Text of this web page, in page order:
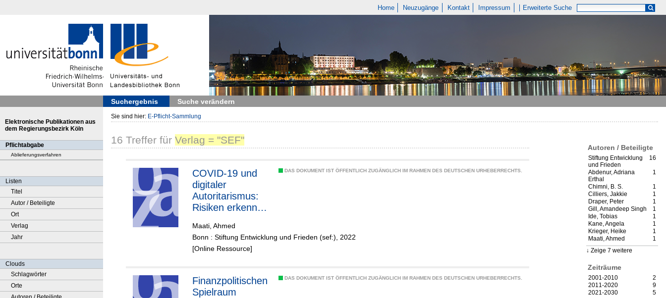
Home Neuzugänge Kontakt Impressum Erweiterte Suche
Suchergebnis Suche verändern
Elektronische Publikationen aus
dem Regierungsbezirk Köln
Pflichtabgabe
Ablieferungsverfahren
Listen
Titel
Autor / Beteiligte
Ort
Verlag
Jahr
Clouds
Schlagwörter
Orte
Sie sind hier: E-Pflicht-Sammlung
Autoren / Beteiligte
16
Stiftung Entwicklung
und Frieden
1
Abdenur, Adriana
Erthal
1
Chimni, B. S.
1
Cilliers, Jakkie
1
Draper, Peter
1
Gill, Amandeep Singh
1
Ide, Tobias
1
Kane, Angela
1
Krieger, Heike
1
Maati, Ahmed
Zeige 7 weitere
Zeiträume
2
2001-2010
9
2011-2020
5
2021-2030
16 Treffer für Verlag = "SEF"
DAS DOKUMENT IST ÖFFENTLICH ZUGÄNGLICH IM RAHMEN DES DEUTSCHEN URHEBERRECHTS.
COVID-19 und
digitaler
Autoritarismus:
Risiken erkennen,
en ergreifen
Maati, Ahmed
Bonn : Stiftung Entwicklung und Frieden (sef:), 2022
[Online Ressource]
DAS DOKUMENT IST ÖFFENTLICH ZUGÄNGLICH IM RAHMEN DES DEUTSCHEN URHEBERRECHTS.
Finanzpolitischen
Spielraum